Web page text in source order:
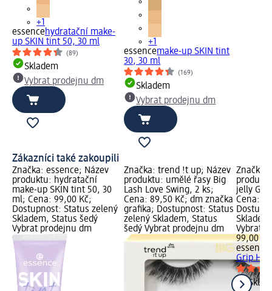
+1
essencehydratační make-
up SKIN tint 50, 30 ml
(89)
Skladem
Vybrat prodejnu dm
+1
essencemake-up SKIN tint
30, 30 ml
(169)
Skladem
Vybrat prodejnu dm
Zákazníci také zakoupili
Značka: essence; Název
produktu: hydratační
make-up SKIN tint 50, 30
ml; Cena: 99,00 Kč;
Dostupnost: Status zelený
Skladem, Status šedý
Vybrat prodejnu dm
Značka: trend !t up; Název
produktu: umělé řasy Big
Lash Love Swing, 2 ks;
Cena: 89,50 Kč; dm značka
grafika; Dostupnost: Status
zelený Skladem, Status
šedý Vybrat prodejnu dm
Značka:
jelly
Cena:
Vybrat
99,00 Kč
essence
Grip